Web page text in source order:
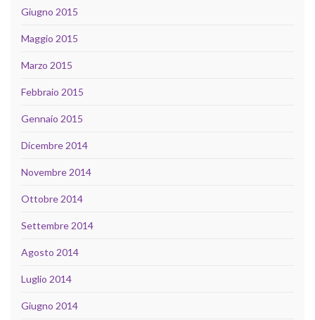
Giugno 2015
Maggio 2015
Marzo 2015
Febbraio 2015
Gennaio 2015
Dicembre 2014
Novembre 2014
Ottobre 2014
Settembre 2014
Agosto 2014
Luglio 2014
Giugno 2014